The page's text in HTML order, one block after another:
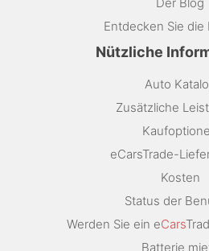
Entdecken Sie die
Nützliche
Auto
Zusätzliche
eCarsTrade-
Kosten
Status der
Werden Sie ein eCars
Batterie